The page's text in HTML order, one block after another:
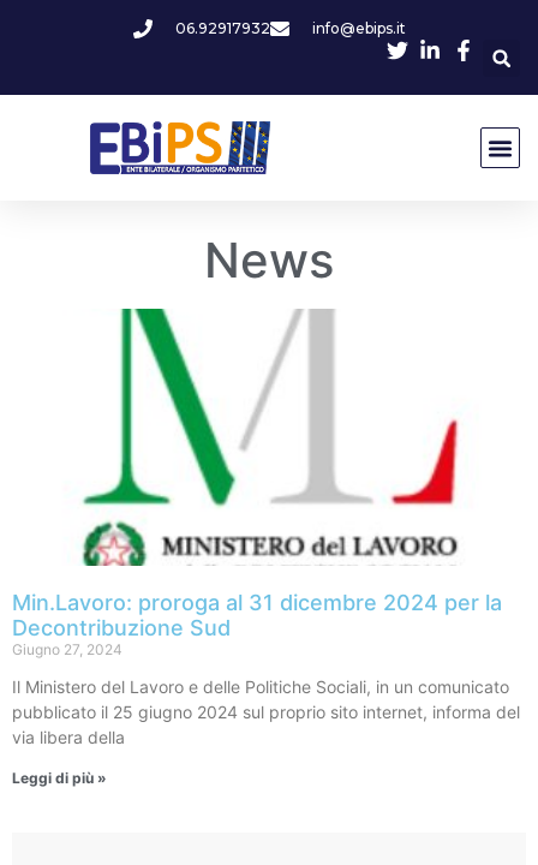
06.92917932 info@ebips.it
News
Min.Lavoro: proroga al 31 dicembre 2024 per la
Decontribuzione Sud
Giugno 27, 2024
Il Ministero del Lavoro e delle Politiche Sociali, in un comunicato
pubblicato il 25 giugno 2024 sul proprio sito internet, informa del
via libera della
Leggi di più »